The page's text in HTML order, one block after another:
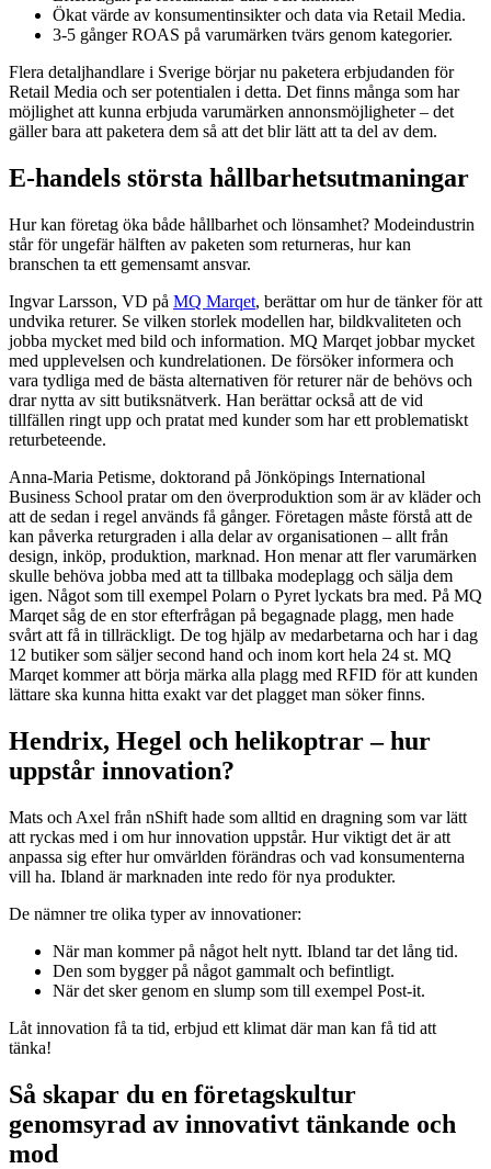
Ökat värde av konsumentinsikter och data via Retail Media.
3-5 gånger ROAS på varumärken tvärs genom kategorier.
Flera detaljhandlare i Sverige börjar nu paketera erbjudanden för
Retail Media och ser potentialen i detta. Det finns många som har
möjlighet att kunna erbjuda varumärken annonsmöjligheter – det
gäller bara att paketera dem så att det blir lätt att ta del av dem.
E-handels största hållbarhetsutmaningar
Hur kan företag öka både hållbarhet och lönsamhet? Modeindustrin
står för ungefär hälften av paketen som returneras, hur kan
branschen ta ett gemensamt ansvar.
Ingvar Larsson, VD på MQ Marqet, berättar om hur de tänker för att
undvika returer. Se vilken storlek modellen har, bildkvaliteten och
jobba mycket med bild och information. MQ Marqet jobbar mycket
med upplevelsen och kundrelationen. De försöker informera och
vara tydliga med de bästa alternativen för returer när de behövs och
drar nytta av sitt butiksnätverk. Han berättar också att de vid
tillfällen ringt upp och pratat med kunder som har ett problematiskt
returbeteende.
Anna-Maria Petisme, doktorand på Jönköpings International
Business School pratar om den överproduktion som är av kläder och
att de sedan i regel används få gånger. Företagen måste förstå att de
kan påverka returgraden i alla delar av organisationen – allt från
design, inköp, produktion, marknad. Hon menar att fler varumärken
skulle behöva jobba med att ta tillbaka modeplagg och sälja dem
igen. Något som till exempel Polarn o Pyret lyckats bra med. På MQ
Marqet såg de en stor efterfrågan på begagnade plagg, men hade
svårt att få in tillräckligt. De tog hjälp av medarbetarna och har i dag
12 butiker som säljer second hand och inom kort hela 24 st. MQ
Marqet kommer att börja märka alla plagg med RFID för att kunden
lättare ska kunna hitta exakt var det plagget man söker finns.
Hendrix, Hegel och helikoptrar – hur
uppstår innovation?
Mats och Axel från nShift hade som alltid en dragning som var lätt
att ryckas med i om hur innovation uppstår. Hur viktigt det är att
anpassa sig efter hur omvärlden förändras och vad konsumenterna
vill ha. Ibland är marknaden inte redo för nya produkter.
De nämner tre olika typer av innovationer:
När man kommer på något helt nytt. Ibland tar det lång tid.
Den som bygger på något gammalt och befintligt.
När det sker genom en slump som till exempel Post-it.
Låt innovation få ta tid, erbjud ett klimat där man kan få tid att
tänka!
Så skapar du en företagskultur
genomsyrad av innovativt tänkande och
mod